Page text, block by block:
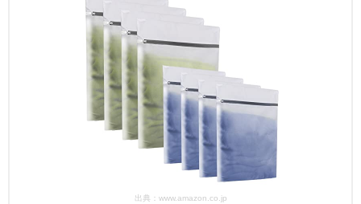
出典：www.amazon.co.jp